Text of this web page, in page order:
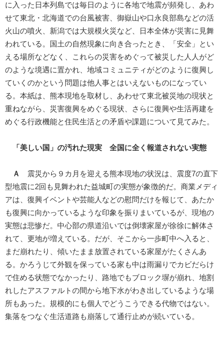
に入った日本列島では毎日のように各地で地震が頻発し、あわ
せて東北・北海道での台風被害、御嶽山や口永良部島などの活
火山の噴火、新潟では大規模火災など、日本全体が災害に見舞
われている。国土の自然現象に向き合ったとき、「安全」とい
える場所などなく、これらの災害をめぐって被災した人人がど
のような境遇に置かれ、地域コミュニティがどのように復興し
ていくのかという問題は他人事とはいえないものになってい
る。本紙は、熊本現地を取材し、あわせて東北被災地の現状と
重ねながら、災害復興をめぐる現状、さらに復興や生活再建を
めぐる行政機能と住民生活との矛盾や課題について見てみた。
「美しい国」の汚れた現実 全国に全く報道されない実態
Ａ
震災から９カ月を迎える熊本現地の状況は、震度7の直下
型地震に2回も見舞われた益城町の実態が象徴的だ。商業メディ
アは、復興イベントや芸能人などの慰問だけを報じて、あたか
も復興に向かっているような印象を振りまいているが、現地の
実態は悲惨だ。中心部の県道沿いでは倒壊家屋が徐徐に解体さ
れて、更地が増えている。だが、そこから一歩町中へ入ると、
まだ崩れたり、傾いたまま放置されている家屋がたくさんあ
る。かろうじて外観を保っている家も中は雨漏りでカビだらけ
で住める状態でなかったり、路地でもブロック塀が崩れ、地割
れしたアスファルトの間から地下水がわき出しているような場
所もあった。規模的にも個人でどうこうできる代物ではない。
集落をつなぐ生活道路も崩落して通行止めが続いている。